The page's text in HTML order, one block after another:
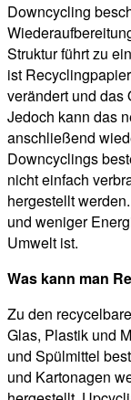
Downcycling
Struktur führt zu
ist
verändert und das
Jedoch kann das
anschließend
Downcyclings
nicht einfach
hergestellt
und weniger
Umwelt ist.
Was kann man
Zu den
Glas, Plastik und
und Spülmittel
und Kartonagen